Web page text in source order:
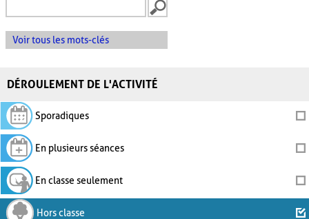
Voir tous les mots-clés
DÉROULEMENT DE L'ACTIVITÉ
Sporadiques
En plusieurs séances
En classe seulement
Hors classe